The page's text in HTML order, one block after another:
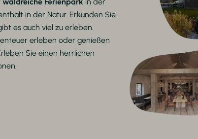
in der Natur. Erkunden Sie
es auch viel zu erleben.
erleben oder genießen
Sie einen herrlichen